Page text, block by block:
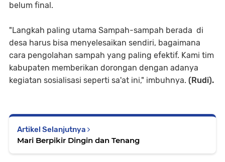
belum final.
"Langkah paling utama Sampah-sampah berada di
desa harus bisa menyelesaikan sendiri, bagaimana
cara pengolahan sampah yang paling efektif. Kami tim
kabupaten memberikan dorongan dengan adanya
kegiatan sosialisasi seperti sa'at ini," imbuhnya. (Rudi).
Artikel Selanjutnya
Mari Berpikir Dingin dan Tenang